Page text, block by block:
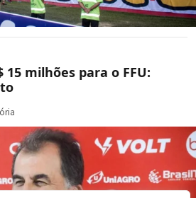
milhões para o FFU: